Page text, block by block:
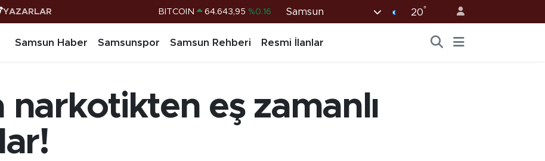
YAZARLAR BITCOIN 64.643,95 %0.16
G.ALTIN 6500.87
BİST100 13.799 %70
Samsun 20°
Samsun Haber Samsunspor Samsun Rehberi Resmi İlanlar
narkotikten eş zamanlı